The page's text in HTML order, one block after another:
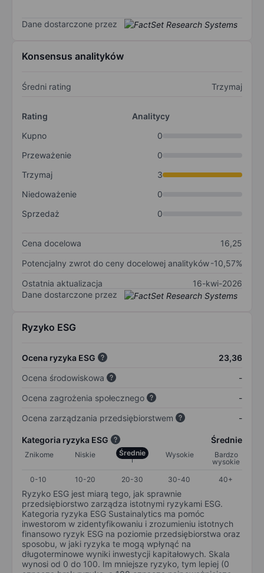
Dane dostarczone przez
Konsensus analityków
Średni rating Trzymaj
Rating
Analitycy
Kupno
0
Przeważenie
0
Trzymaj
3
Niedoważenie
0
Sprzedaż
0
Cena docelowa
16,25
Potencjalny zwrot do ceny docelowej analityków-10,57%
Ostatnia aktualizacja
16-kwi-2026
Dane dostarczone przez
Ryzyko ESG
Ocena ryzyka ESG
23,36
Ocena środowiskowa
-
Ocena zagrożenia społecznego
-
Ocena zarządzania przedsiębiorstwem
-
Kategoria ryzyka ESG Średnie
Znikome Niskie Średnie Wysokie
Bardzo
wysokie
0-10
10-20 20-30 30-40 40+
Ryzyko ESG jest miarą tego, jak sprawnie
przedsiębiorstwo zarządza istotnymi ryzykami ESG.
Kategoria ryzyka ESG Sustainalytics ma pomóc
inwestorom w zidentyfikowaniu i zrozumieniu istotnych
finansowo ryzyk ESG na poziomie przedsiębiorstwa oraz
sposobu, w jaki ryzyka te mogą wpłynąć na
długoterminowe wyniki inwestycji kapitałowych. Skala
wynosi od 0 do 100. Im mniejsze ryzyko, tym lepiej (0